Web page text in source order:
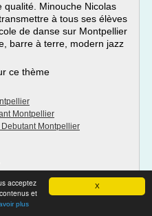
X
acceptez
et
plus
qualité. Minouche Nicolas
à tous ses élèves
de danse sur Montpellier
barre à terre, modern jazz
ce thème
Montpellier
Montpellier
adulte- Dojo de